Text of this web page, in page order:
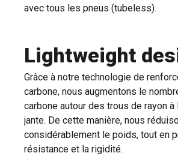
avec tous les pneus (tubeless).
Lightweight
Grâce à notre technologie de
carbone, nous augmentons le
carbone autour des trous de rayon
jante. De cette manière, nous
considérablement le poids, tout en
résistance et la rigidité.